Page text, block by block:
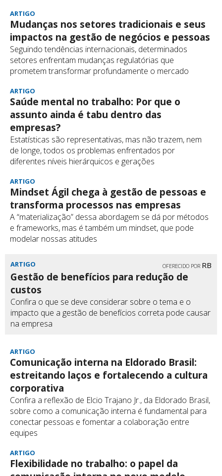
ARTIGO
Mudanças nos setores tradicionais e seus
impactos na gestão de negócios e pessoas
Seguindo tendências internacionais, determinados
setores enfrentam mudanças regulatórias que
prometem transformar profundamente o mercado
ARTIGO
Saúde mental no trabalho: Por que o
assunto ainda é tabu dentro das
empresas?
Estatísticas são representativas, mas não trazem, nem
de longe, todos os problemas enfrentados por
diferentes níveis hierárquicos e gerações
ARTIGO
Mindset Ágil chega à gestão de pessoas e
transforma processos nas empresas
A “materialização” dessa abordagem se dá por métodos
e frameworks, mas é também um mindset, que pode
modelar nossas atitudes
ARTIGO OFERECIDO POR RB
Gestão de benefícios para redução de
custos
Confira o que se deve considerar sobre o tema e o
impacto que a gestão de benefícios correta pode causar
na empresa
ARTIGO
Comunicação interna na Eldorado Brasil:
estreitando laços e fortalecendo a cultura
corporativa
Confira a reflexão de Elcio Trajano Jr., da Eldorado Brasil,
sobre como a comunicação interna é fundamental para
conectar pessoas e fomentar a colaboração entre
equipes
ARTIGO
Flexibilidade no trabalho: o papel da